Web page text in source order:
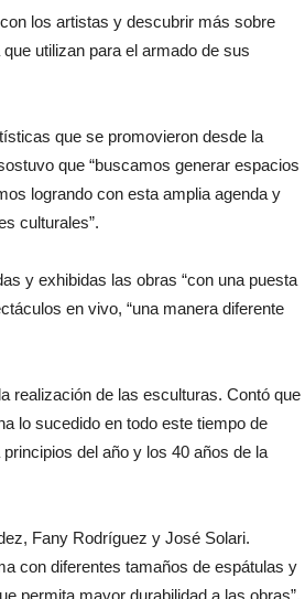
los artistas y descubrir más sobre
utilizan para el armado de sus
que se promovieron desde la
que “buscamos generar espacios
logrando con esta amplia agenda y
culturales”.
y exhibidas las obras “con una puesta
en vivo, “una manera diferente
realización de las esculturas. Contó que
lo sucedido en todo este tiempo de
del año y los 40 años de la
Fany Rodríguez y José Solari.
con diferentes tamaños de espátulas y
permita mayor durabilidad a las obras”,